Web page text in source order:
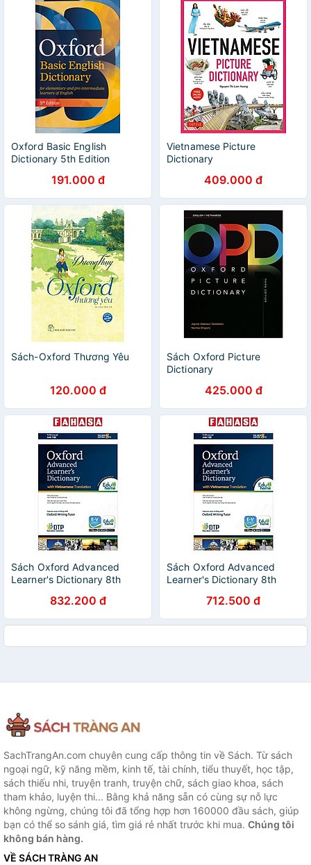
Oxford Basic English
Dictionary 5th Edition
191.000 đ
Vietnamese Picture
Dictionary
409.000 đ
Sách-Oxford Thương Yêu
120.000 đ
Sách Oxford Picture
Dictionary
Dictionary425.000 đ
Sách Oxford Advanced
Learner's Dictionary 8th
Translation) and CD - ROM
(Hardback)
832.200 đ
Sách Oxford Advanced
Learner's Dictionary 8th
Translation) and CD - ROM
(Paperback)
712.500 đ
SachTrangAn.com chuyên cung cấp thông tin về Sách. Từ sách
ngoại ngữ, kỹ năng mềm, kinh tế, tài chính, tiểu thuyết, học tập,
sách thiếu nhi, truyện tranh, truyện chữ, sách giao khoa, sách
tham khảo, luyện thi... Bằng khả năng sẵn có cùng sự nỗ lực
không ngừng, chúng tôi đã tổng hợp hơn 160000 đầu sách, giúp
bạn có thể so sánh giá, tìm giá rẻ nhất trước khi mua. Chúng tôi
không bán hàng.
VỀ SÁCH TRÀNG AN